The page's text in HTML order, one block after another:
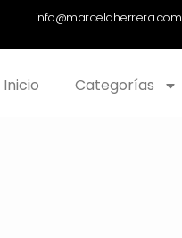
info@marcelaherrera.com
Inicio Categorías